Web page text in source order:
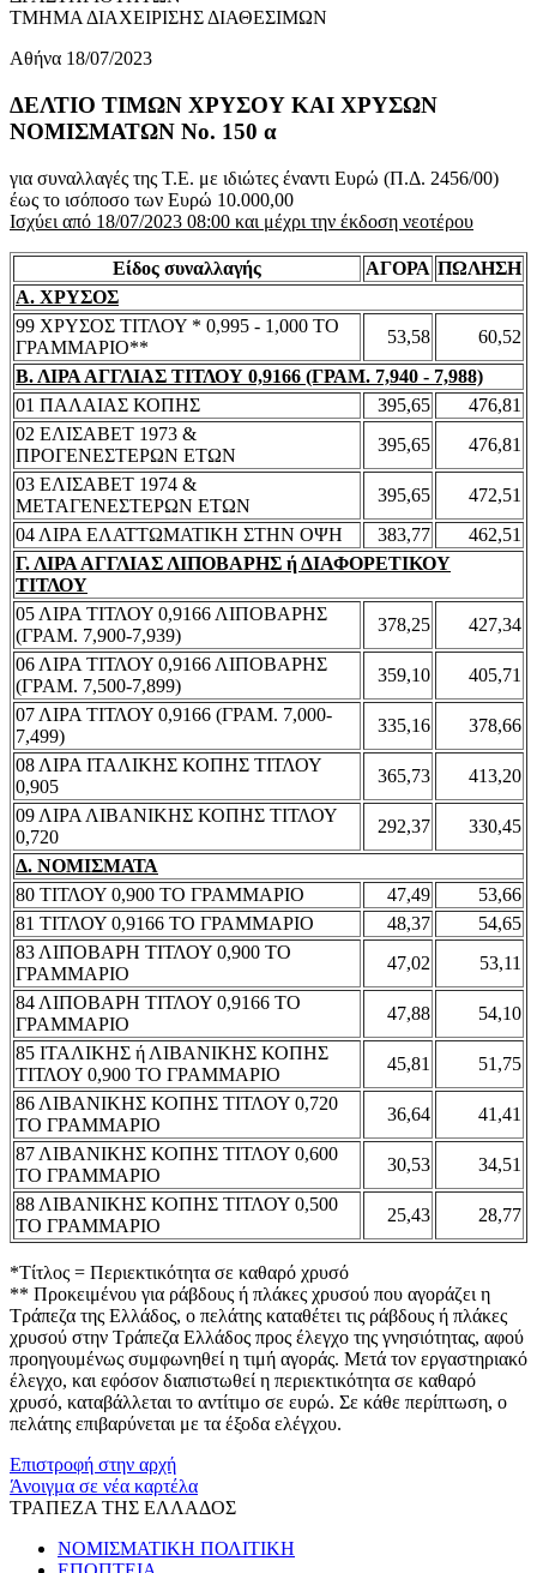
ΤΜΗΜΑ ΔΙΑΧΕΙΡΙΣΗΣ ΔΙΑΘΕΣΙΜΩΝ
Αθήνα 18/07/2023
ΔΕΛΤΙΟ ΤΙΜΩΝ ΧΡΥΣΟΥ ΚΑΙ ΧΡΥΣΩΝ
ΝΟΜΙΣΜΑΤΩΝ No. 150 α
για συναλλαγές της Τ.Ε. με ιδιώτες έναντι Ευρώ (Π.Δ. 2456/00)
έως το ισόποσο των Ευρώ 10.000,00
Ισχύει από 18/07/2023 08:00 και μέχρι την έκδοση νεοτέρου
Είδος συναλλαγής ΑΓΟΡΑ ΠΩΛΗΣΗ
Α. ΧΡΥΣΟΣ
99 ΧΡΥΣΟΣ ΤΙΤΛΟΥ * 0,995 - 1,000 ΤΟ
ΓΡΑΜΜΑΡΙΟ**
53,58
60,52
Β. ΛΙΡΑ ΑΓΓΛΙΑΣ ΤΙΤΛΟΥ 0,9166 (ΓΡΑΜ. 7,940 - 7,988)
01 ΠΑΛΑΙΑΣ ΚΟΠΗΣ
395,65
476,81
02 ΕΛΙΣΑΒΕΤ 1973 &
ΠΡΟΓΕΝΕΣΤΕΡΩΝ ΕΤΩΝ
395,65
476,81
03 ΕΛΙΣΑΒΕΤ 1974 &
ΜΕΤΑΓΕΝΕΣΤΕΡΩΝ ΕΤΩΝ
395,65
472,51
04 ΛΙΡΑ ΕΛΑΤΤΩΜΑΤΙΚΗ ΣΤΗΝ ΟΨΗ
383,77
462,51
Γ. ΛΙΡΑ ΑΓΓΛΙΑΣ ΛΙΠΟΒΑΡΗΣ ή ΔΙΑΦΟΡΕΤΙΚΟΥ
ΤΙΤΛΟΥ
05 ΛΙΡΑ ΤΙΤΛΟΥ 0,9166 ΛΙΠΟΒΑΡΗΣ
(ΓΡΑΜ. 7,900-7,939)
378,25
427,34
06 ΛΙΡΑ ΤΙΤΛΟΥ 0,9166 ΛΙΠΟΒΑΡΗΣ
(ΓΡΑΜ. 7,500-7,899)
359,10
405,71
07 ΛΙΡΑ ΤΙΤΛΟΥ 0,9166 (ΓΡΑΜ. 7,000-
7,499)
335,16
378,66
08 ΛΙΡΑ ΙΤΑΛΙΚΗΣ ΚΟΠΗΣ ΤΙΤΛΟΥ
0,905
365,73
413,20
09 ΛΙΡΑ ΛΙΒΑΝΙΚΗΣ ΚΟΠΗΣ ΤΙΤΛΟΥ
0,720
292,37
330,45
Δ. ΝΟΜΙΣΜΑΤΑ
80 ΤΙΤΛΟΥ 0,900 ΤΟ ΓΡΑΜΜΑΡΙΟ
47,49
53,66
81 ΤΙΤΛΟΥ 0,9166 ΤΟ ΓΡΑΜΜΑΡΙΟ
48,37
54,65
83 ΛΙΠΟΒΑΡΗ ΤΙΤΛΟΥ 0,900 ΤΟ
ΓΡΑΜΜΑΡΙΟ
47,02
53,11
84 ΛΙΠΟΒΑΡΗ ΤΙΤΛΟΥ 0,9166 ΤΟ
ΓΡΑΜΜΑΡΙΟ
47,88
54,10
85 ΙΤΑΛΙΚΗΣ ή ΛΙΒΑΝΙΚΗΣ ΚΟΠΗΣ
ΤΙΤΛΟΥ 0,900 ΤΟ ΓΡΑΜΜΑΡΙΟ
45,81
51,75
86 ΛΙΒΑΝΙΚΗΣ ΚΟΠΗΣ ΤΙΤΛΟΥ 0,720
ΤΟ ΓΡΑΜΜΑΡΙΟ
36,64
41,41
87 ΛΙΒΑΝΙΚΗΣ ΚΟΠΗΣ ΤΙΤΛΟΥ 0,600
ΤΟ ΓΡΑΜΜΑΡΙΟ
30,53
34,51
88 ΛΙΒΑΝΙΚΗΣ ΚΟΠΗΣ ΤΙΤΛΟΥ 0,500
ΤΟ ΓΡΑΜΜΑΡΙΟ
25,43 28,77
*Τίτλος = Περιεκτικότητα σε καθαρό χρυσό
** Προκειμένου για ράβδους ή πλάκες χρυσού που αγοράζει η
Τράπεζα της Ελλάδος, ο πελάτης καταθέτει τις ράβδους ή πλάκες
χρυσού στην Τράπεζα Ελλάδος προς έλεγχο της γνησιότητας, αφού
προηγουμένως συμφωνηθεί η τιμή αγοράς. Μετά τον εργαστηριακό
έλεγχο, και εφόσον διαπιστωθεί η περιεκτικότητα σε καθαρό
χρυσό, καταβάλλεται το αντίτιμο σε ευρώ. Σε κάθε περίπτωση, ο
πελάτης επιβαρύνεται με τα έξοδα ελέγχου.
Επιστροφή στην αρχή
Άνοιγμα σε νέα καρτέλα
ΤΡΑΠΕΖΑ ΤΗΣ ΕΛΛΑΔΟΣ
ΝΟΜΙΣΜΑΤΙΚΗ ΠΟΛΙΤΙΚΗ